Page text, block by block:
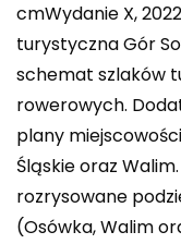
cmWydanie X,
turystyczna Gór
schemat szlaków
rowerowych.
plany
Śląskie oraz
rozrysowane
(Osówka, Walim